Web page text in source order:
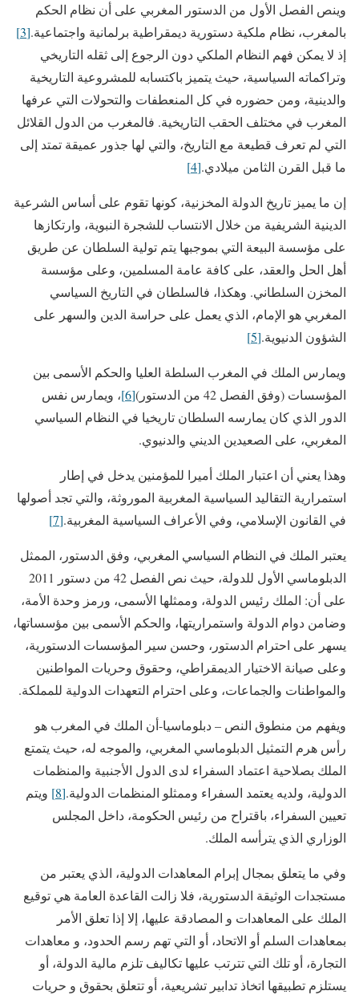
وينص الفصل الأول من الدستور المغربي على أن نظام الحكم
بالمغرب، نظام ملكية دستورية ديمقراطية برلمانية واجتماعية.[3]
إذ لا يمكن فهم النظام الملكي دون الرجوع إلى ثقله التاريخي
وتراكماته السياسية، حيث يتميز باكتسابه للمشروعية التاريخية
والدينية، ومن حضوره في كل المنعطفات والتحولات التي عرفها
المغرب في مختلف الحقب التاريخية. فالمغرب من الدول القلائل
التي لم تعرف قطيعة مع التاريخ، والتي لها جذور عميقة تمتد إلى
ما قبل القرن الثامن ميلادي.[4]
إن ما يميز تاريخ الدولة المخزنية، كونها تقوم على أساس الشرعية
الدينية الشريفية من خلال الانتساب للشجرة النبوية، وارتكازها
على مؤسسة البيعة التي بموجبها يتم تولية السلطان عن طريق
أهل الحل والعقد، على كافة عامة المسلمين، وعلى مؤسسة
المخزن السلطاني. وهكذا، فالسلطان في التاريخ السياسي
المغربي هو الإمام، الذي يعمل على حراسة الدين والسهر على
الشؤون الدنيوية.[5]
ويمارس الملك في المغرب السلطة العليا والحكم الأسمى بين
المؤسسات (وفق الفصل 42 من الدستور)
[6]
، ويمارس نفس
الدور الذي كان يمارسه السلطان تاريخيا في النظام السياسي
المغربي، على الصعيدين الديني والدنيوي.
وهذا يعني أن اعتبار الملك أميرا للمؤمنين يدخل في إطار
استمرارية التقاليد السياسية المغربية الموروثة، والتي تجد أصولها
في القانون الإسلامي، وفي الأعراف السياسية المغربية.[7]
يعتبر الملك في النظام السياسي المغربي، وفق الدستور، الممثل
الدبلوماسي الأول للدولة، حيث نص الفصل 42 من دستور 2011
على أن: الملك رئيس الدولة، وممثلها الأسمى، ورمز وحدة الأمة،
وضامن دوام الدولة واستمراريتها، والحكم الأسمى بين مؤسساتها،
يسهر على احترام الدستور، وحسن سير المؤسسات الدستورية،
وعلى صيانة الاختيار الديمقراطي، وحقوق وحريات المواطنين
والمواطنات والجماعات، وعلى احترام التعهدات الدولية للمملكة.
ويفهم من منطوق النص – دبلوماسيا-أن الملك في المغرب هو
رأس هرم التمثيل الدبلوماسي المغربي، والموجه له، حيث يتمتع
الملك بصلاحية اعتماد السفراء لدى الدول الأجنبية والمنظمات
الدولية، ولديه يعتمد السفراء وممثلو المنظمات الدولية.[8]
ويتم
تعيين السفراء، باقتراح من رئيس الحكومة، داخل المجلس
الوزاري الذي يترأسه الملك.
وفي ما يتعلق بمجال إبرام المعاهدات الدولية، الذي يعتبر من
مستجدات الوثيقة الدستورية، فلا زالت القاعدة العامة هي توقيع
الملك على المعاهدات و المصادقة عليها، إلا إذا تعلق الأمر
بمعاهدات السلم أو الاتحاد، أو التي تهم رسم الحدود، و معاهدات
التجارة، أو تلك التي تترتب عليها تكاليف تلزم مالية الدولة، أو
يستلزم تطبيقها اتخاذ تدابير تشريعية، أو تتعلق بحقوق و حريات